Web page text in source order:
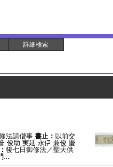
詳細検索
法請僧事 書止： 以前交
俊助 実延 永伊 兼俊 慶
後七日御修法／聖天供